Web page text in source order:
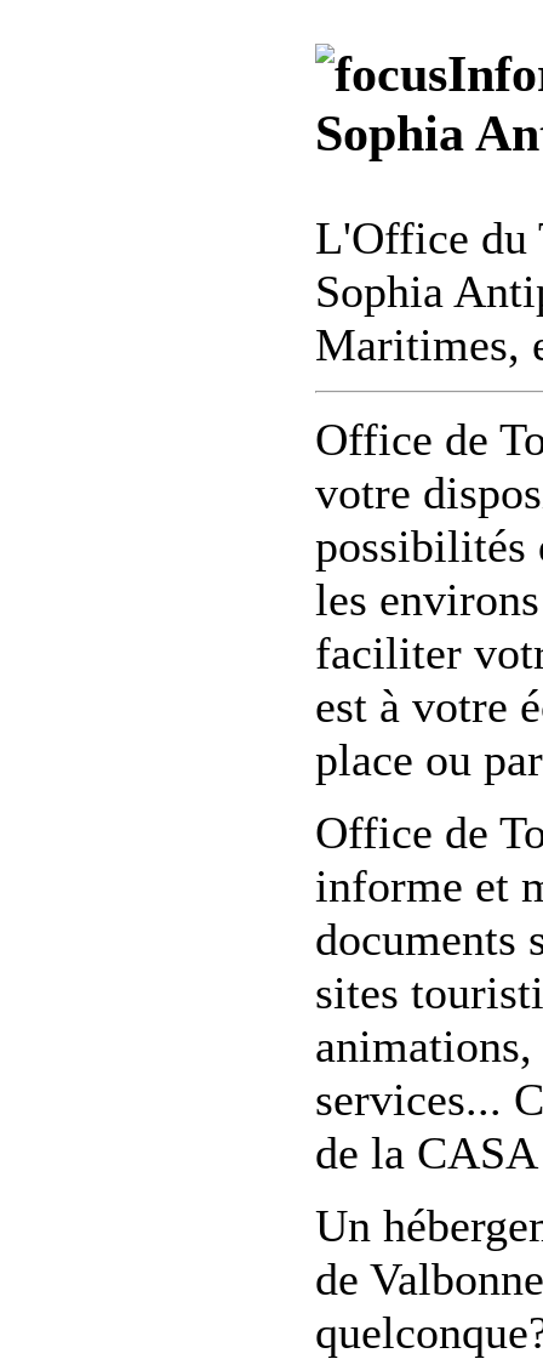
Sophia
L'Office du
Sophia
Maritimes,
Office de
votre
possibilités
les
faciliter
est à votre
place ou
Office de
informe et
documents
sites
services...
de la
Un
de